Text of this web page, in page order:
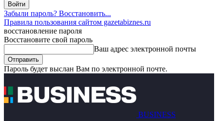
Забыли пароль? Восстановить...
Правила пользования сайтом gazetabiznes.ru
восстановление пароля
Восстановите свой пароль
Ваш адрес электронной почты
Пароль будет выслан Вам по электронной почте.
BUSINESS